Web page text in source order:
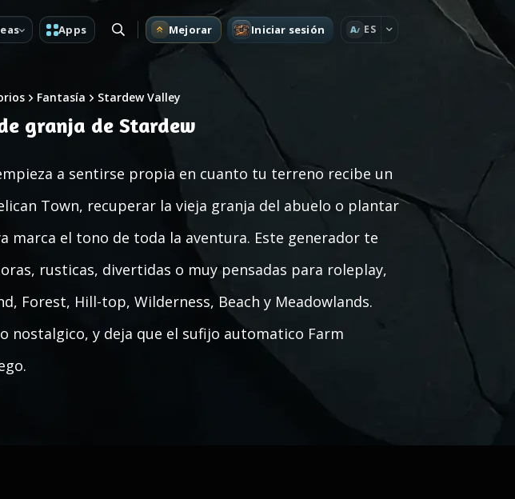
Apps Mejorar Iniciar sesión A ES
Fantasía Stardew Valley
granja de Stardew
a sentirse propia en cuanto tu terreno recibe un
Town, recuperar la vieja granja del abuelo o plantar
marca el tono de toda la aventura. Este generador te
rusticas, divertidas o muy pensadas para roleplay,
Forest, Hill-top, Wilderness, Beach y Meadowlands.
nostalgico, y deja que el sufijo automatico Farm